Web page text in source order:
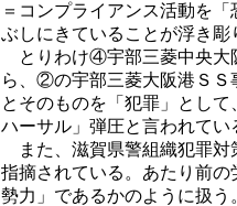
＝コンプライアンス活動を
ぶしにきていることが浮き彫
とりわけ④宇部三菱中央大
ら、②の宇部三菱大阪港Ｓ
とそのものを「犯罪」とし
ハーサル」弾圧と言われてい
また、滋賀県警組織犯罪対
指摘されている。あたり前
勢力」であるかのように扱